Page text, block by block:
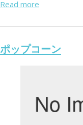
Read more
ポップコーン